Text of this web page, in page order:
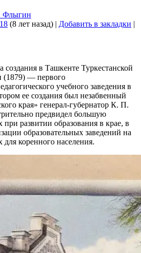
(8 лет назад) | Добавить в закладки |
в Ташкенте Туркестанской
(1879) — первого
учебного заведения в
ее создания был незабвенный
края» генерал-губернатор К. П.
предвидел большую
при развитии образования в крае, в
образовательных заведений на
коренного населения.